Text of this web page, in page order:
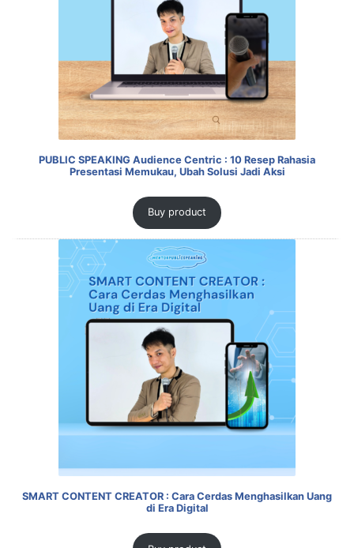
PUBLIC SPEAKING Audience Centric : 10 Resep Rahasia
Presentasi Memukau, Ubah Solusi Jadi Aksi
Buy product
SMART CONTENT CREATOR : Cara Cerdas Menghasilkan Uang
di Era Digital